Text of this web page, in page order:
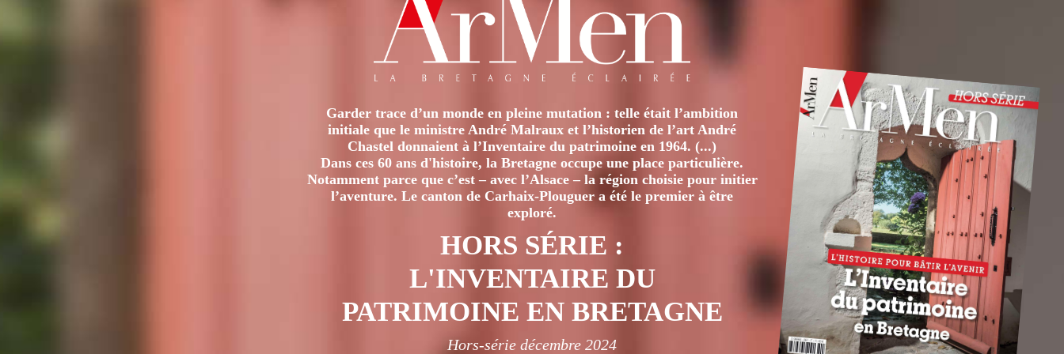
Garder trace d’un monde en pleine mutation : telle était l’ambition
initiale que le ministre André Malraux et l’historien de l’art André
Chastel donnaient à l’Inventaire du patrimoine en 1964. (...)
Dans ces 60 ans d'histoire, la Bretagne occupe une place particulière.
Notamment parce que c’est – avec l’Alsace – la région choisie pour initier
l’aventure. Le canton de Carhaix-Plouguer a été le premier à être
exploré.
HORS SÉRIE :
L'INVENTAIRE DU
PATRIMOINE EN BRETAGNE
Hors-série décembre 2024